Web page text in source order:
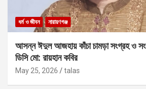
ধর্ম ও জীবন নারায়ণগঞ্জ
আসন্ন ঈদুল আজহায় কাঁচা চামড়া সংগ্রহ ও
ডিসি মো: রায়হান কবির
May 25, 2026 talas